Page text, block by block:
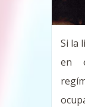
Si la
en